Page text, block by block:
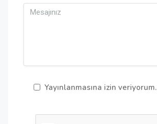
Yayınlanmasına izin veriyorum.